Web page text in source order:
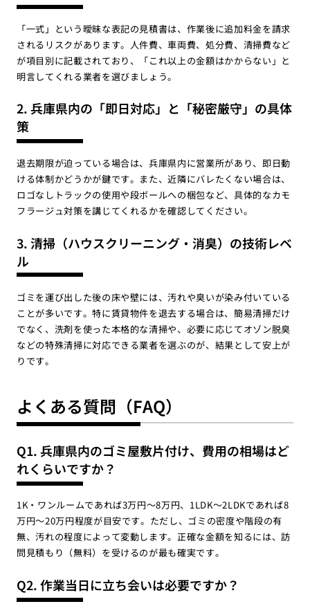
「一式」という曖昧な表記の見積書は、作業後に追加料金を請求
されるリスクがあります。人件費、車両費、処分費、清掃費など
が項目別に記載されており、「これ以上の金額はかからない」と
明言してくれる業者を選びましょう。
2. 兵庫県内の「即日対応」と「秘密厳守」の具体
策
退去期限が迫っている場合は、兵庫県内に営業所があり、即日動
ける体制かどうかが鍵です。また、近隣にバレたくない場合は、
ロゴなしトラックの使用や段ボールへの梱包など、具体的なカモ
フラージュ対策を講じてくれるかを確認してください。
3. 清掃（ハウスクリーニング・消臭）の技術レベ
ル
ゴミを運び出した後の床や壁には、汚れや臭いが染み付いている
ことが多いです。特に賃貸物件を退去する場合は、簡易清掃だけ
でなく、洗剤を使った本格的な清掃や、必要に応じてオゾン脱臭
などの特殊清掃に対応できる業者を選ぶのが、結果として安上が
りです。
よくある質問（FAQ）
Q1. 兵庫県内のゴミ屋敷片付け、費用の相場はど
れくらいですか？
1K・ワンルームであれば3万円〜8万円、1LDK〜2LDKであれば8
万円〜20万円程度が目安です。ただし、ゴミの密度や階段の有
無、汚れの程度によって変動します。正確な金額を知るには、訪
問見積もり（無料）を受けるのが最も確実です。
Q2. 作業当日に立ち会いは必要ですか？